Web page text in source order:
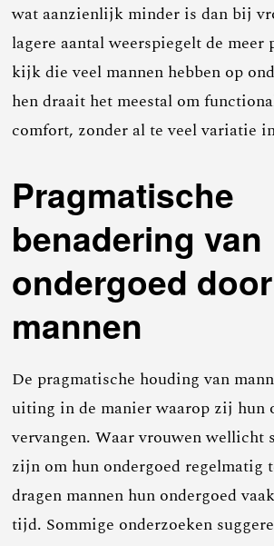
wat aanzienlijk minder is dan bij
lagere aantal weerspiegelt de meer
kijk die veel mannen hebben op
hen draait het meestal om
comfort, zonder al te veel variatie
Pragmatische
benadering van
ondergoed door
mannen
De pragmatische houding van
uiting in de manier waarop zij hun
vervangen. Waar vrouwen wellicht
zijn om hun ondergoed regelmatig
dragen mannen hun ondergoed
tijd. Sommige onderzoeken